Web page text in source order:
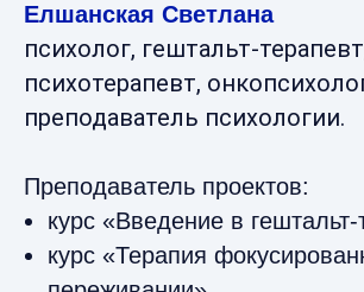
Елшанская Светлана
психолог, гештальт-
психотерапевт,
преподаватель психологии.
Преподаватель проектов:
курс «Введение в
курс «Терапия